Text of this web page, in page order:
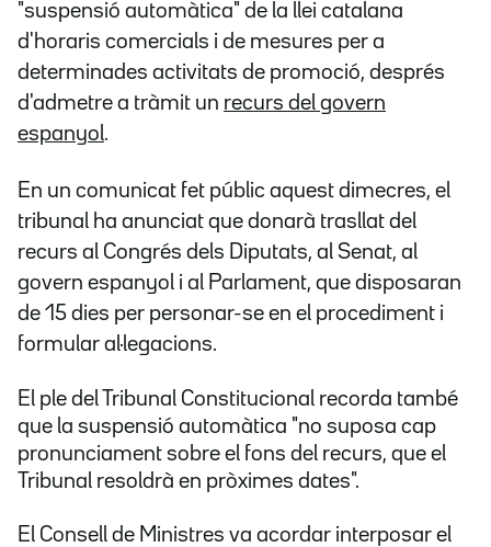
"suspensió automàtica" de la llei catalana
d'horaris comercials i de mesures per a
determinades activitats de promoció, després
d'admetre a tràmit un recurs del govern
espanyol.
En un comunicat fet públic aquest dimecres, el
tribunal ha anunciat que donarà trasllat del
recurs al Congrés dels Diputats, al Senat, al
govern espanyol i al Parlament, que disposaran
de 15 dies per personar-se en el procediment i
formular al·legacions.
El ple del Tribunal Constitucional recorda també
que la suspensió automàtica "no suposa cap
pronunciament sobre el fons del recurs, que el
Tribunal resoldrà en pròximes dates".
El Consell de Ministres va acordar interposar el